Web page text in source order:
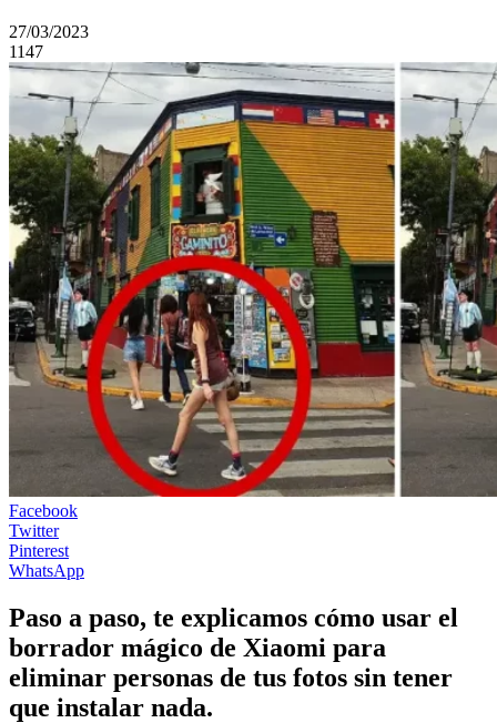
27/03/2023
1147
Facebook
Twitter
Pinterest
WhatsApp
Paso a paso, te explicamos cómo usar el
borrador mágico de Xiaomi para
eliminar personas de tus fotos sin tener
que instalar nada.